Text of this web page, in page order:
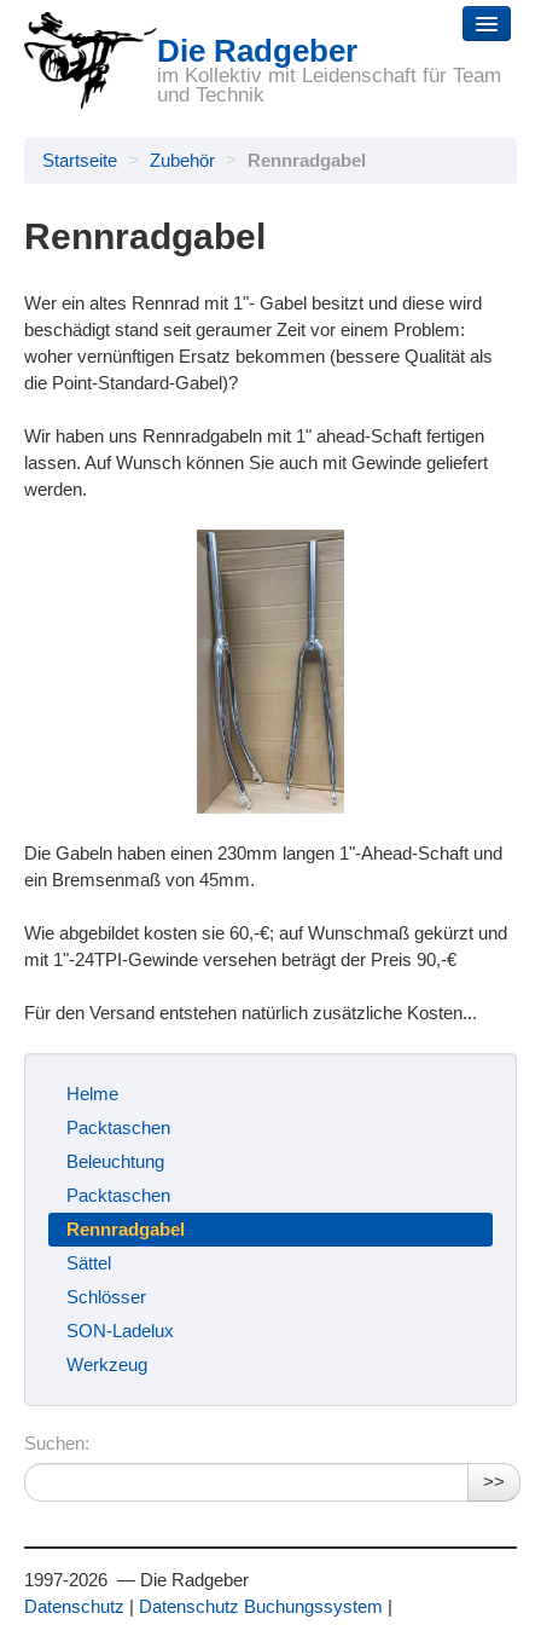
Die Radgeber
im Kollektiv mit Leidenschaft für Team
und Technik
Startseite
Wir
Links
Startseite > Zubehör > Rennradgabel
Rennradgabel
Wer ein altes Rennrad mit 1"- Gabel besitzt und diese wird
beschädigt stand seit geraumer Zeit vor einem Problem:
woher vernünftigen Ersatz bekommen (bessere Qualität als
die Point-Standard-Gabel)?
Wir haben uns Rennradgabeln mit 1" ahead-Schaft fertigen
lassen. Auf Wunsch können Sie auch mit Gewinde geliefert
werden.
Die Gabeln haben einen 230mm langen 1"-Ahead-Schaft und
ein Bremsenmaß von 45mm.
Wie abgebildet kosten sie 60,-€; auf Wunschmaß gekürzt und
mit 1"-24TPI-Gewinde versehen beträgt der Preis 90,-€
Für den Versand entstehen natürlich zusätzliche Kosten...
Helme
Packtaschen
Beleuchtung
Packtaschen
Rennradgabel
Sättel
Schlösser
SON-Ladelux
Werkzeug
Suchen:
>>
1997-2026 — Die Radgeber
Datenschutz | Datenschutz Buchungssystem |